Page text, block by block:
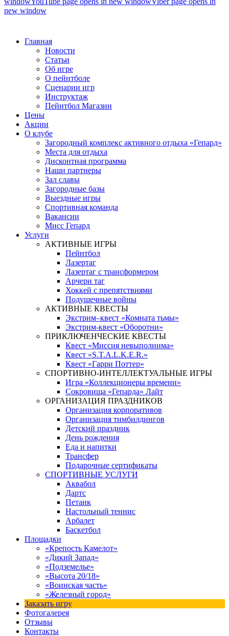
new window
Главная
Новости
Статьи
Об игре
О пейнтболе
Сценарии игр
Инструктаж
Пейнтбол Магазин
Цены
Акции
О клубе
Загородный комплекс активного отдыха «Гепард»
Места для отдыха
Дисконтная программа
Наши партнеры
Зал славы
Загородные базы
Выездные игры
Спортивная команда
Вакансии
Мисс Гепард
Услуги
АКТИВНЫЕ ИГРЫ
Пейнтбол
Лазертаг
Лазертаг с трансформером
Арчери таг
Хоккей с препятствиями
Подушечные войны
АКТИВНЫЕ КВЕСТЫ
Экстрим–квест «Комната тьмы»
Экстрим-квест «Оборотни»
ПРИКЛЮЧЕНЧЕСКИЕ КВЕСТЫ
Квест «Миссия невыполнима»
Квест «S.T.A.L.K.E.R.»
Квест «Гарри Поттер»
СПОРТИВНО-ИНТЕЛЛЕКТУАЛЬНЫЕ ИГРЫ
Игра «Коллекционеры времени»
Сокровища «Гепарда» Лайт
ОРГАНИЗАЦИЯ ПРАЗДНИКОВ
Организация корпоративов
Организация тимбилдингов
Детский праздник
День рождения
Еда и напитки
Трансфер
Подарочные сертификаты
СПОРТИВНЫЕ УСЛУГИ
Аквабол
Дартс
Петанк
Настольный теннис
Арбалет
Баскетбол
Площадки
«Крепость Камелот»
«Дикий Запад»
«Подземелье»
«Высота 20/18»
«Воинская часть»
«Железный город»
Заказать игру
Фотогалерея
Отзывы
Контакты